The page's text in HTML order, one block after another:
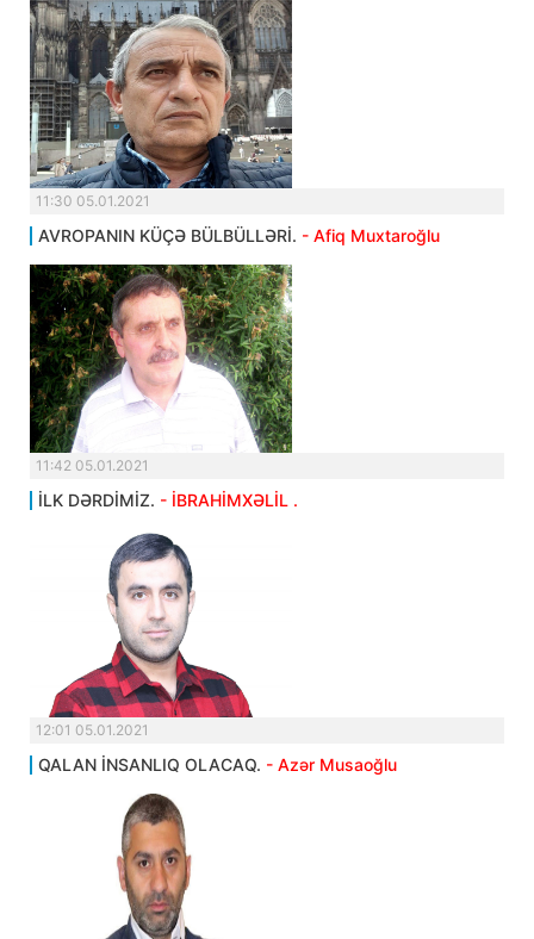
11:30 05.01.2021
AVROPANIN KÜÇƏ BÜLBÜLLƏRİ. - Afiq Muxtaroğlu
11:42 05.01.2021
İLK DƏRDİMİZ. - İBRAHİMXƏLİL .
12:01 05.01.2021
QALAN İNSANLIQ OLACAQ. - Azər Musaoğlu